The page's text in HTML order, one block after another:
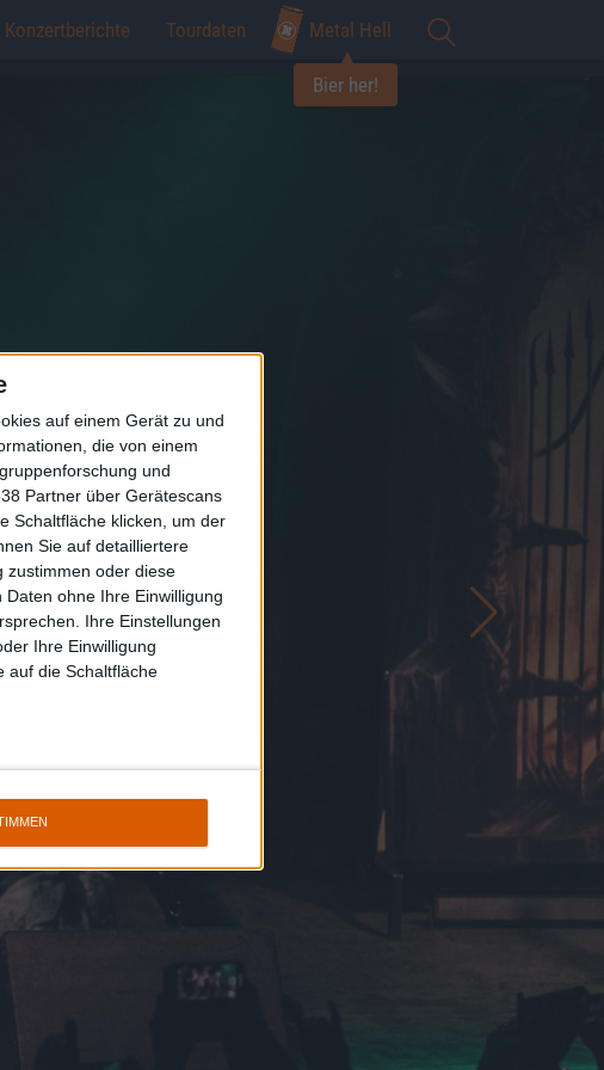
auf einem Gerät zu und
die von einem
und
Partner über Gerätescans
Schaltfläche klicken, um der
Sie auf detailliertere
zustimmen oder diese
ohne Ihre Einwilligung
Ihre Einstellungen
Ihre Einwilligung
auf die Schaltfläche
Konzertberichte Tourdaten Metal Hell
Bier her!